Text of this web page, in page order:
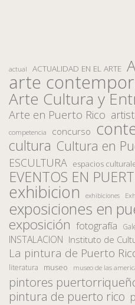
actual ACTUALIDAD EN EL ARTE
arte
Arte Cultura y
Arte en Puerto Rico
competencia concurso
cultura Cultura en
ESCULTURA espacios
EVENTOS EN
exhibicion exhibiciones
exposiciones en
exposición fotografía
INSTALACION Instituto de
La pintura de Puerto
literatura museo museo de las
pintores
pintura de puerto rico